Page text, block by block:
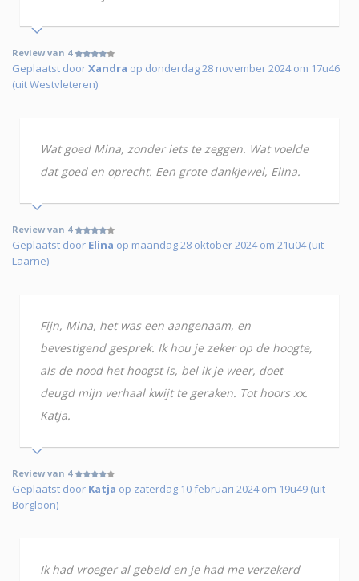
Review van 4
Geplaatst doorXandra op donderdag 28 november 2024 om 17u46
(uit Westvleteren)
Wat goed Mina, zonder iets te zeggen. Wat voelde
dat goed en oprecht. Een grote dankjewel, Elina.
Review van 4
Geplaatst door Elina op maandag 28 oktober 2024 om 21u04 (uit
Laarne)
Fijn, Mina, het was een aangenaam, en
bevestigend gesprek. Ik hou je zeker op de hoogte,
als de nood het hoogst is, bel ik je weer, doet
deugd mijn verhaal kwijt te geraken. Tot hoors xx.
Katja.
Review van 4
Geplaatst door Katja op zaterdag 10 februari 2024 om 19u49 (uit
Borgloon)
Ik had vroeger al gebeld en je had me verzekerd